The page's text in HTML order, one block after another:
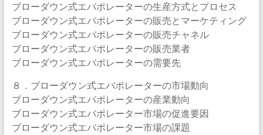
ブローダウン式エバポレーターの生産方式とプロセス
ブローダウン式エバポレーターの販売とマーケティング
ブローダウン式エバポレーターの販売チャネル
ブローダウン式エバポレーターの販売業者
ブローダウン式エバポレーターの需要先
８．ブローダウン式エバポレーターの市場動向
ブローダウン式エバポレーターの産業動向
ブローダウン式エバポレーター市場の促進要因
ブローダウン式エバポレーター市場の課題